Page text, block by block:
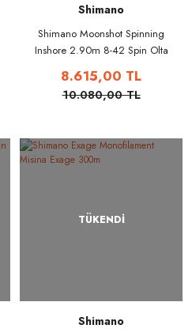
Shimano
Shimano Moonshot Spinning
Inshore 2.90m 8-42 Spin Olta
8.615,00 TL
10.080,00 TL
TÜKENDİ
Shimano